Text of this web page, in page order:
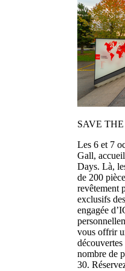
SAVE
Les 6 et 7
Gall,
Days. Là,
de 200
revêtement
exclusifs
engagée
vous offrir
nombre de
30.